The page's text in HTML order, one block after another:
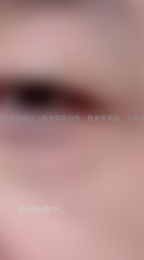
投资建议！投资风险自负。投资有风险，入市
数据加载中...